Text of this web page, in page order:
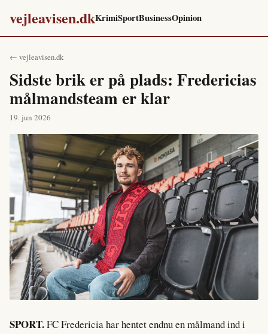
vejleavisen.dkKrimiSportBusinessOpinion
← vejleavisen.dk
Sidste brik er på plads: Fredericias
målmandsteam er klar
19. jun 2026
SPORT.FC Fredericia har hentet endnu en målmand ind i